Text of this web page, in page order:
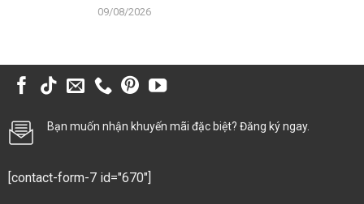
09/08/2026
Bạn muốn nhận khuyến mãi đặc biệt? Đăng ký ngay.
[contact-form-7 id="670"]